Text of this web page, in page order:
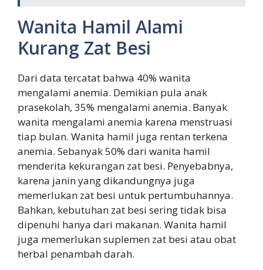
Wanita Hamil Alami
Kurang Zat Besi
Dari data tercatat bahwa 40% wanita
mengalami anemia. Demikian pula anak
prasekolah, 35% mengalami anemia. Banyak
wanita mengalami anemia karena menstruasi
tiap bulan. Wanita hamil juga rentan terkena
anemia. Sebanyak 50% dari wanita hamil
menderita kekurangan zat besi. Penyebabnya,
karena janin yang dikandungnya juga
memerlukan zat besi untuk pertumbuhannya.
Bahkan, kebutuhan zat besi sering tidak bisa
dipenuhi hanya dari makanan. Wanita hamil
juga memerlukan suplemen zat besi atau obat
herbal penambah darah.